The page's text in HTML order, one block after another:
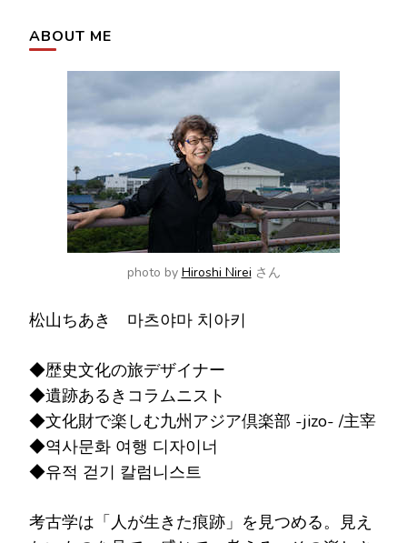
ン
探
ABOUT ME
photo by Hiroshi Nirei さん
松山ちあき 마츠야마 치아키
◆歴史文化の旅デザイナー
◆遺跡あるきコラムニスト
◆文化財で楽しむ九州アジア倶楽部 -jizo- /主宰
◆역사문화 여행 디자이너
◆유적 걷기 칼럼니스트
考古学は「人が生きた痕跡」を見つめる。見え